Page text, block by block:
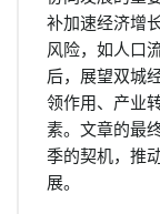
补加速经济增
风险，如人口
后，展望双城
领作用、产业
素。文章的最
季的契机，推
展。